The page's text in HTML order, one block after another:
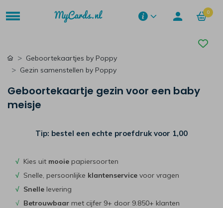
0
Geboortekaartjes by Poppy
Gezin samenstellen by Poppy
Geboortekaartje gezin voor een baby
meisje
Tip: bestel een echte proefdruk voor 1,00
√ Kies uit mooie papiersoorten
√ Snelle, persoonlijke klantenservice voor vragen
√ Snelle levering
√ Betrouwbaar met cijfer 9+ door 9.850+ klanten